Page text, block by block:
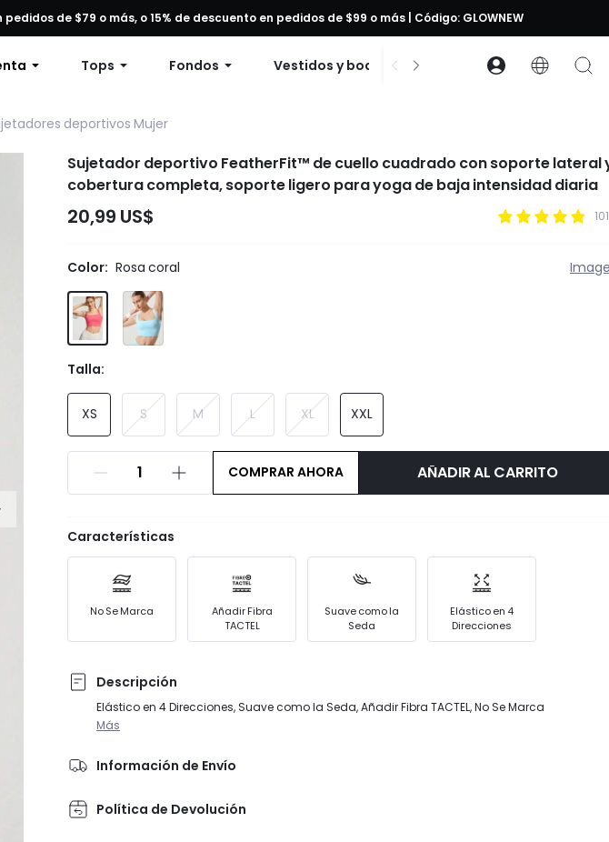
de $79 o más, o 15% de descuento en pedidos de $99 o más | Código: GLOWNEW
superiores a 49 dólares.
Tops Fondos Vestidos y bodies Accesorios
deportivos Mujer
Sujetador deportivo FeatherFit™ de cuello cuadrado con soporte lateral
cobertura completa, soporte ligero para yoga de baja intensidad diaria
20,99 US$
Color: Rosa coral
Talla:
XS S M L XL XXL
COMPRAR AHORA AÑADIR AL CARRITO
Características
No Se Marca
Añadir Fibra
TACTEL
Suave como la
Seda
Elástico en 4
Direcciones
Descripción
Elástico en 4 Direcciones, Suave como la Seda, Añadir Fibra TACTEL, No Se Marca
Más
Información de Envío
Política de Devolución